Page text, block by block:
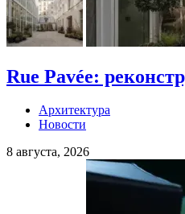
Rue Pavée:
Архитектура
Новости
8 августа, 2026